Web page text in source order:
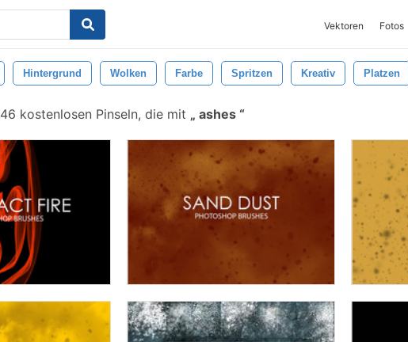
Vektoren Fotos
Hintergrund Wolken Farbe Spritzen Kreativ Platzen
46 kostenlosen Pinseln, die mit ashes